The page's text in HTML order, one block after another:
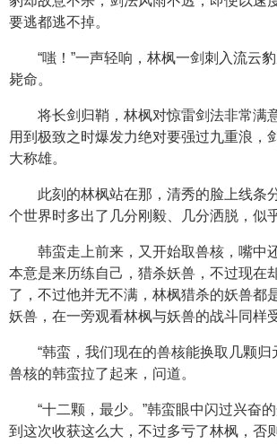
要逃都逃不掉。
“嗤！”一声轻响，林枫一剑刺入流云
毙命。
将长剑归鞘，林枫对惊雷剑法非常满
用到极致之时爆发力绝对要强过九重浪，
大称雄。
此刻的林枫站在那，清秀的脸上线条
个世界时多出了几分刚毅、几分洒脱，似
韩蛮走上前来，又开始取兽核，嘴中
本意是来历练自己，猎杀妖兽，不过现在
了，不过他并无不满，林枫猎杀的妖兽都
妖兽，在一旁观看林枫与妖兽的战斗同样
“韩蛮，我们现在的兽核能换取几颗归
兽核的韩蛮拉了起来，问道。
“十二颗，最少。”韩蛮眼中闪过兴奋
到这次收获这么大，不过多亏了林枫，否